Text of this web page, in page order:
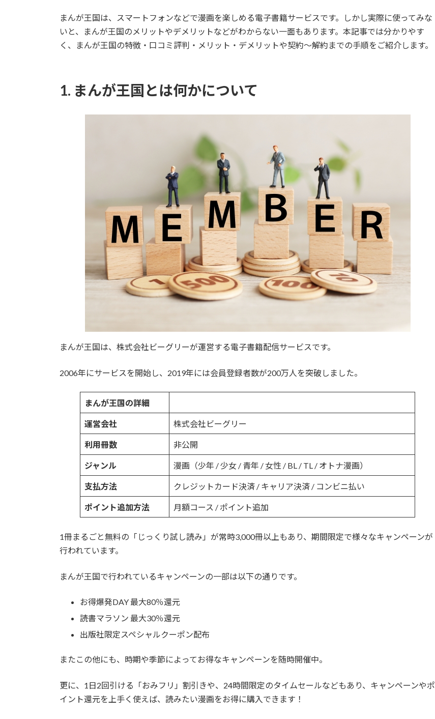
まんが王国は、スマートフォンなどで漫画を楽しめる電子書籍サービスです。しかし実際に使ってみな
いと、まんが王国のメリットやデメリットなどがわからない一面もあります。本記事では分かりやす
く、まんが王国の特徴・口コミ評判・メリット・デメリットや契約〜解約までの手順をご紹介します。
1. まんが王国とは何かについて
まんが王国は、株式会社ビーグリーが運営する電子書籍配信サービスです。
2006年にサービスを開始し、2019年には会員登録者数が200万人を突破しました。
まんが王国の詳細
運営会社 株式会社ビーグリー
利用冊数 非公開
ジャンル 漫画（少年 / 少女 / 青年 / 女性 / BL / TL / オトナ漫画）
支払方法 クレジットカード決済 / キャリア決済 / コンビニ払い
ポイント追加方法 月額コース / ポイント追加
1冊まるごと無料の「じっくり試し読み」が常時3,000冊以上もあり、期間限定で様々なキャンペーンが
行われています。
まんが王国で行われているキャンペーンの一部は以下の通りです。
お得爆発DAY 最大80％還元
読書マラソン 最大30％還元
出版社限定スペシャルクーポン配布
またこの他にも、時期や季節によってお得なキャンペーンを随時開催中。
更に、1日2回引ける「おみフリ」割引きや、24時間限定のタイムセールなどもあり、キャンペーンやポ
イント還元を上手く使えば、読みたい漫画をお得に購入できます！